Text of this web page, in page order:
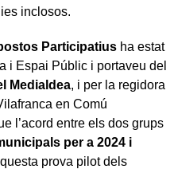
inclosos.
Participatius ha estat
i Espai Públic i portaveu del
Medialdea, i per la regidora
en Comú
l’acord entre els dos grups
per a 2024 i
prova pilot dels